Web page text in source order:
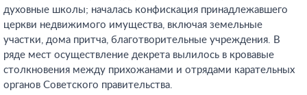
духовные школы; началась конфискация принадлежавшего
церкви недвижимого имущества, включая земельные
участки, дома притча, благотворительные учреждения. В
ряде мест осуществление декрета вылилось в кровавые
столкновения между прихожанами и отрядами карательных
органов Советского правительства.